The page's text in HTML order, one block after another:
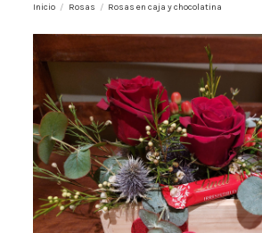
Inicio Rosas Rosas en caja y chocolatina